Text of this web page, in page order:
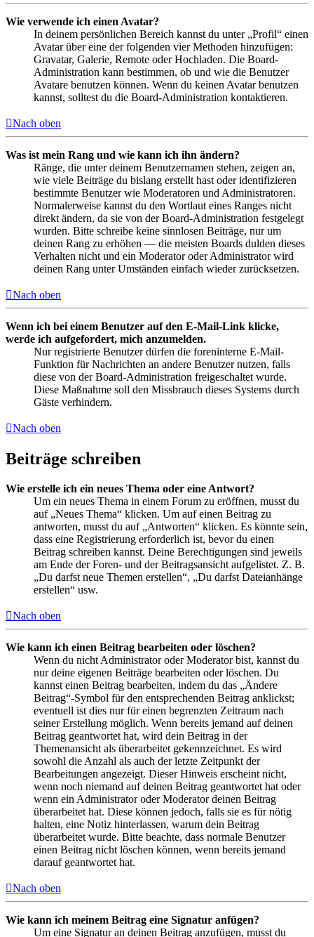
Wie verwende ich einen Avatar?
In deinem persönlichen Bereich kannst du unter „Profil“ einen
Avatar über eine der folgenden vier Methoden hinzufügen:
Gravatar, Galerie, Remote oder Hochladen. Die Board-
Administration kann bestimmen, ob und wie die Benutzer
Avatare benutzen können. Wenn du keinen Avatar benutzen
kannst, solltest du die Board-Administration kontaktieren.
Nach oben
Was ist mein Rang und wie kann ich ihn ändern?
Ränge, die unter deinem Benutzernamen stehen, zeigen an,
wie viele Beiträge du bislang erstellt hast oder identifizieren
bestimmte Benutzer wie Moderatoren und Administratoren.
Normalerweise kannst du den Wortlaut eines Ranges nicht
direkt ändern, da sie von der Board-Administration festgelegt
wurden. Bitte schreibe keine sinnlosen Beiträge, nur um
deinen Rang zu erhöhen — die meisten Boards dulden dieses
Verhalten nicht und ein Moderator oder Administrator wird
deinen Rang unter Umständen einfach wieder zurücksetzen.
Nach oben
Wenn ich bei einem Benutzer auf den E-Mail-Link klicke,
werde ich aufgefordert, mich anzumelden.
Nur registrierte Benutzer dürfen die foreninterne E-Mail-
Funktion für Nachrichten an andere Benutzer nutzen, falls
diese von der Board-Administration freigeschaltet wurde.
Diese Maßnahme soll den Missbrauch dieses Systems durch
Gäste verhindern.
Nach oben
Beiträge schreiben
Wie erstelle ich ein neues Thema oder eine Antwort?
Um ein neues Thema in einem Forum zu eröffnen, musst du
auf „Neues Thema“ klicken. Um auf einen Beitrag zu
antworten, musst du auf „Antworten“ klicken. Es könnte sein,
dass eine Registrierung erforderlich ist, bevor du einen
Beitrag schreiben kannst. Deine Berechtigungen sind jeweils
am Ende der Foren- und der Beitragsansicht aufgelistet. Z. B.
„Du darfst neue Themen erstellen“, „Du darfst Dateianhänge
erstellen“ usw.
Nach oben
Wie kann ich einen Beitrag bearbeiten oder löschen?
Wenn du nicht Administrator oder Moderator bist, kannst du
nur deine eigenen Beiträge bearbeiten oder löschen. Du
kannst einen Beitrag bearbeiten, indem du das „Ändere
Beitrag“-Symbol für den entsprechenden Beitrag anklickst;
eventuell ist dies nur für einen begrenzten Zeitraum nach
seiner Erstellung möglich. Wenn bereits jemand auf deinen
Beitrag geantwortet hat, wird dein Beitrag in der
Themenansicht als überarbeitet gekennzeichnet. Es wird
sowohl die Anzahl als auch der letzte Zeitpunkt der
Bearbeitungen angezeigt. Dieser Hinweis erscheint nicht,
wenn noch niemand auf deinen Beitrag geantwortet hat oder
wenn ein Administrator oder Moderator deinen Beitrag
überarbeitet hat. Diese können jedoch, falls sie es für nötig
halten, eine Notiz hinterlassen, warum dein Beitrag
überarbeitet wurde. Bitte beachte, dass normale Benutzer
einen Beitrag nicht löschen können, wenn bereits jemand
darauf geantwortet hat.
Nach oben
Wie kann ich meinem Beitrag eine Signatur anfügen?
Um eine Signatur an deinen Beitrag anzufügen, musst du